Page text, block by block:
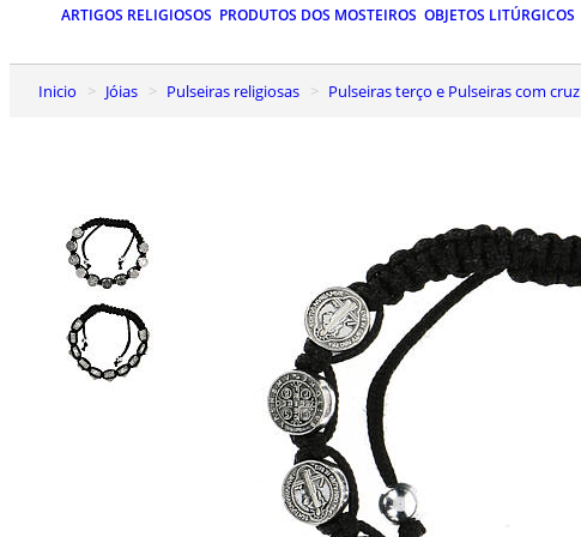
ARTIGOS RELIGIOSOS PRODUTOS DOS MOSTEIROS OBJETOS LITÚRGICOS
Inicio Jóias Pulseiras religiosas Pulseiras terço e Pulseiras com cruz